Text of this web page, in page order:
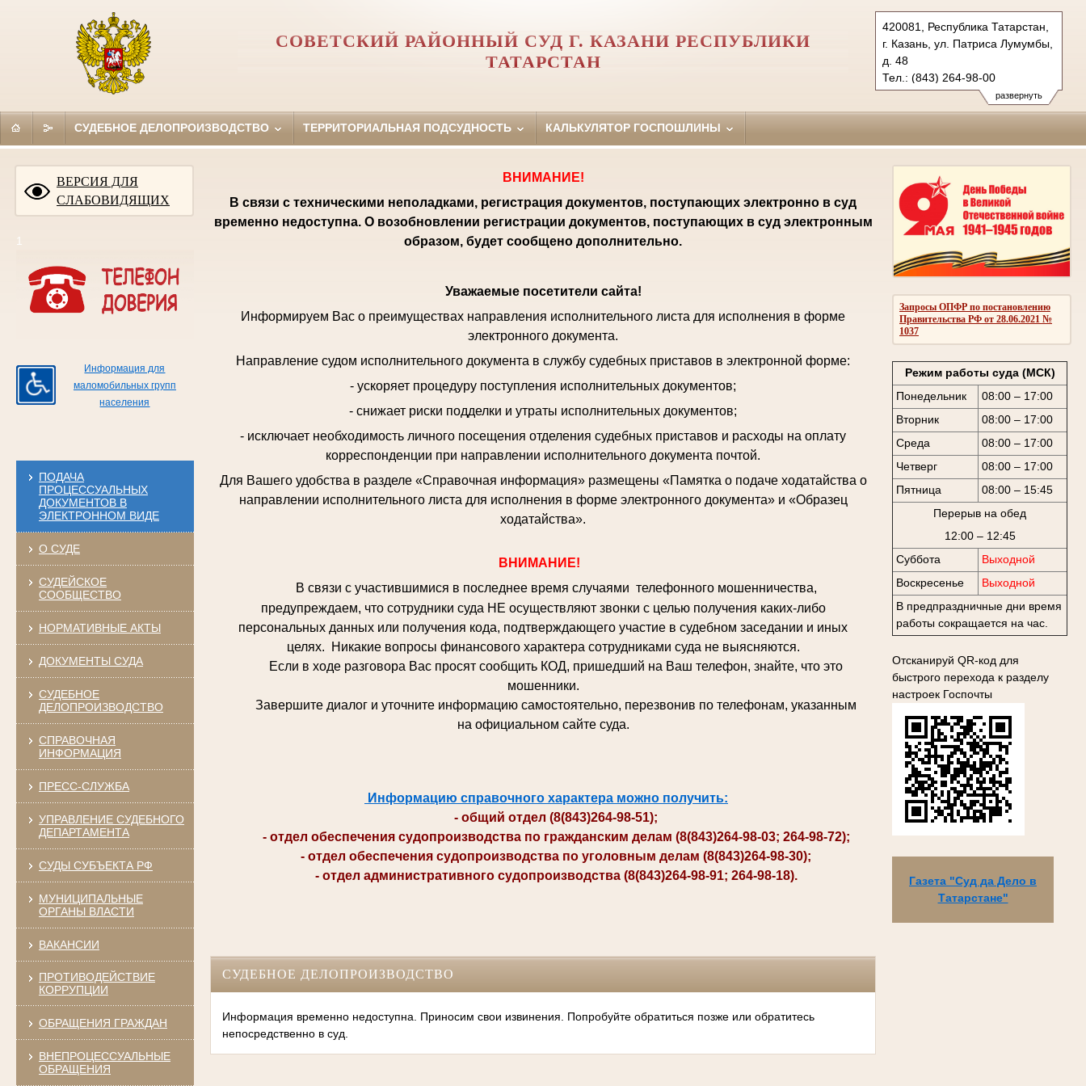
развернуть
420081, Республика Татарстан,
г. Казань, ул. Патриса Лумумбы,
д. 48
Тел.: (843) 264-98-00
sovetsky.tat@sudrf.ru
СОВЕТСКИЙ РАЙОННЫЙ СУД Г. КАЗАНИ РЕСПУБЛИКИ
ТАТАРСТАН
СУДЕБНОЕ ДЕЛОПРОИЗВОДСТВО ТЕРРИТОРИАЛЬНАЯ ПОДСУДНОСТЬ КАЛЬКУЛЯТОР ГОСПОШЛИНЫ
ВЕРСИЯ ДЛЯ
СЛАБОВИДЯЩИХ
1
Информация для
маломобильных групп
населения
ПОДАЧА
ПРОЦЕССУАЛЬНЫХ
ДОКУМЕНТОВ В
ЭЛЕКТРОННОМ ВИДЕ
О СУДЕ
СУДЕЙСКОЕ
СООБЩЕСТВО
НОРМАТИВНЫЕ АКТЫ
ДОКУМЕНТЫ СУДА
СУДЕБНОЕ
ДЕЛОПРОИЗВОДСТВО
СПРАВОЧНАЯ
ИНФОРМАЦИЯ
ПРЕСС-СЛУЖБА
УПРАВЛЕНИЕ СУДЕБНОГО
ДЕПАРТАМЕНТА
СУДЫ СУБЪЕКТА РФ
МУНИЦИПАЛЬНЫЕ
ОРГАНЫ ВЛАСТИ
ВАКАНСИИ
ПРОТИВОДЕЙСТВИЕ
КОРРУПЦИИ
ОБРАЩЕНИЯ ГРАЖДАН
ВНЕПРОЦЕССУАЛЬНЫЕ
ОБРАЩЕНИЯ
Запросы ОПФР по постановлению
Правительства РФ от 28.06.2021 №
1037
Режим работы суда (МСК)
Понедельник
08:00 – 17:00
Вторник
08:00 – 17:00
Среда
08:00 – 17:00
Четверг
08:00 – 17:00
Пятница
08:00 – 15:45
Перерыв на обед
12:00 – 12:45
Суббота
Выходной
Воскресенье
Выходной
В предпраздничные дни время
работы сокращается на час.
Отсканируй QR-код для
быстрого перехода к разделу
настроек Госпочты
Газета "Суд да Дело в
Татарстане"
ВНИМАНИЕ!
В связи с техническими неполадками, регистрация документов, поступающих электронно в суд
временно недоступна. О возобновлении регистрации документов, поступающих в суд электронным
образом, будет сообщено дополнительно.
Уважаемые посетители сайта!
Информируем Вас о преимуществах направления исполнительного листа для исполнения в форме
электронного документа.
Направление судом исполнительного документа в службу судебных приставов в электронной форме:
- ускоряет процедуру поступления исполнительных документов;
- снижает риски подделки и утраты исполнительных документов;
- исключает необходимость личного посещения отделения судебных приставов и расходы на оплату
корреспонденции при направлении исполнительного документа почтой.
Для Вашего удобства в разделе «Справочная информация» размещены «Памятка о подаче ходатайства о
направлении исполнительного листа для исполнения в форме электронного документа» и «Образец
ходатайства».
ВНИМАНИЕ!
В связи с участившимися в последнее время случаями телефонного мошенничества,
предупреждаем, что сотрудники суда НЕ осуществляют звонки с целью получения каких-либо
персональных данных или получения кода, подтверждающего участие в судебном заседании и иных
целях. Никакие вопросы финансового характера сотрудниками суда не выясняются.
Если в ходе разговора Вас просят сообщить КОД, пришедший на Ваш телефон, знайте, что это
мошенники.
Завершите диалог и уточните информацию самостоятельно, перезвонив по телефонам, указанным
на официальном сайте суда.
Информацию справочного характера можно получить:
- общий отдел (8(843)264-98-51);
- отдел обеспечения судопроизводства по гражданским делам (8(843)264-98-03; 264-98-72);
- отдел обеспечения судопроизводства по уголовным делам (8(843)264-98-30);
- отдел административного судопроизводства (8(843)264-98-91; 264-98-18).
СУДЕБНОЕ ДЕЛОПРОИЗВОДСТВО
Информация временно недоступна. Приносим свои извинения. Попробуйте обратиться позже или обратитесь
непосредственно в суд.